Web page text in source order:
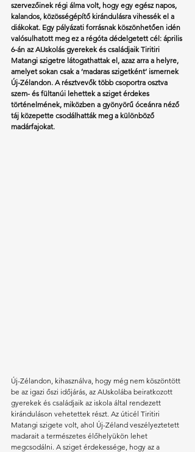
szervezőinek régi álma volt, hogy egy egész napos,
kalandos, közösségépítő kirándulásra vihessék el a
diákokat. Egy pályázati forrásnak köszönhetően idén
valósulhatott meg ez a régóta dédelgetett cél: április
6-án az AUskolás gyerekek és családjaik Tiritiri
Matangi szigetre látogathattak el, azaz arra a helyre,
amelyet sokan csak a ’madaras szigetként’ ismernek
Új-Zélandon. A résztvevők több csoportra osztva
szem- és fültanúi lehettek a sziget érdekes
történelmének, miközben a gyönyörű óceánra néző
táj közepette csodálhatták meg a különböző
madárfajokat.
Új-Zélandon, kihasználva, hogy még nem köszöntött
be az igazi őszi időjárás, az AUskolába beiratkozott
gyerekek és családjaik az iskola által rendezett
kiránduláson vehetettek részt. Az úticél Tiritiri
Matangi szigete volt, ahol Új-Zéland veszélyeztetett
madarait a természetes élőhelyükön lehet
megcsodálni. A sziget érdekessége, hogy az a